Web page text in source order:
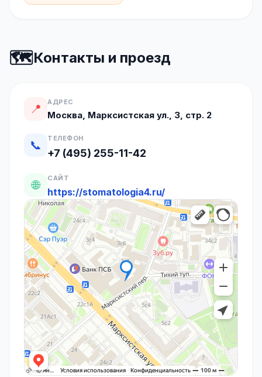
🗺️Контакты и проезд
📍 АДРЕС
Москва, Марксистская ул., 3, стр. 2
📞 ТЕЛЕФОН
+7 (495) 255-11-42
🌐 САЙТ
https://stomatologia4.ru/